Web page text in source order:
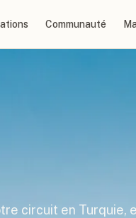
Communauté
circuit en Turquie,